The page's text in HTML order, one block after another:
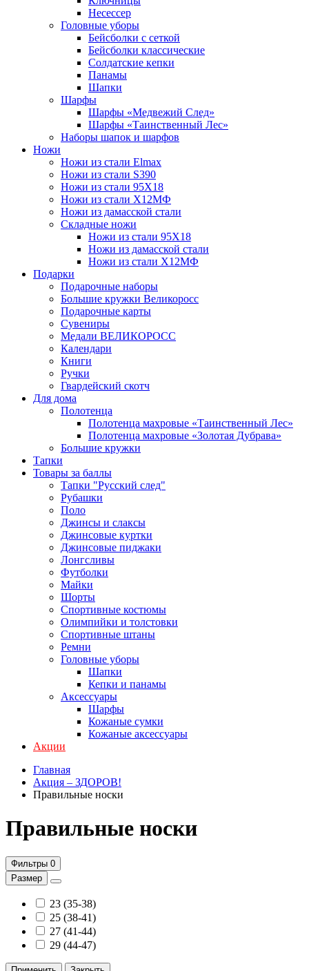
Несессер
Головные уборы
Бейсболки с сеткой
Бейсболки классические
Солдатские кепки
Панамы
Шапки
Шарфы
Шарфы «Медвежий След»
Шарфы «Таинственный Лес»
Наборы шапок и шарфов
Ножи
Ножи из стали Elmax
Ножи из стали S390
Ножи из стали 95X18
Ножи из стали Х12МФ
Ножи из дамасской стали
Складные ножи
Ножи из стали 95X18
Ножи из дамасской стали
Ножи из стали Х12МФ
Подарки
Подарочные наборы
Большие кружки Великоросс
Подарочные карты
Сувениры
Медали ВЕЛИКОРОСС
Календари
Книги
Ручки
Гвардейский скотч
Для дома
Полотенца
Полотенца махровые «Таинственный Лес»
Полотенца махровые «Золотая Дубрава»
Большие кружки
Тапки
Товары за баллы
Тапки "Русский след"
Рубашки
Поло
Джинсы и слаксы
Джинсовые куртки
Джинсовые пиджаки
Лонгсливы
Футболки
Майки
Шорты
Спортивные костюмы
Олимпийки и толстовки
Спортивные штаны
Ремни
Головные уборы
Шапки
Кепки и панамы
Аксессуары
Шарфы
Кожаные сумки
Кожаные аксессуары
Акции
Главная
Акция – ЗДОРОВ!
Правильные носки
Правильные носки
Фильтры 0
Размер
23 (35-38)
25 (38-41)
27 (41-44)
29 (44-47)